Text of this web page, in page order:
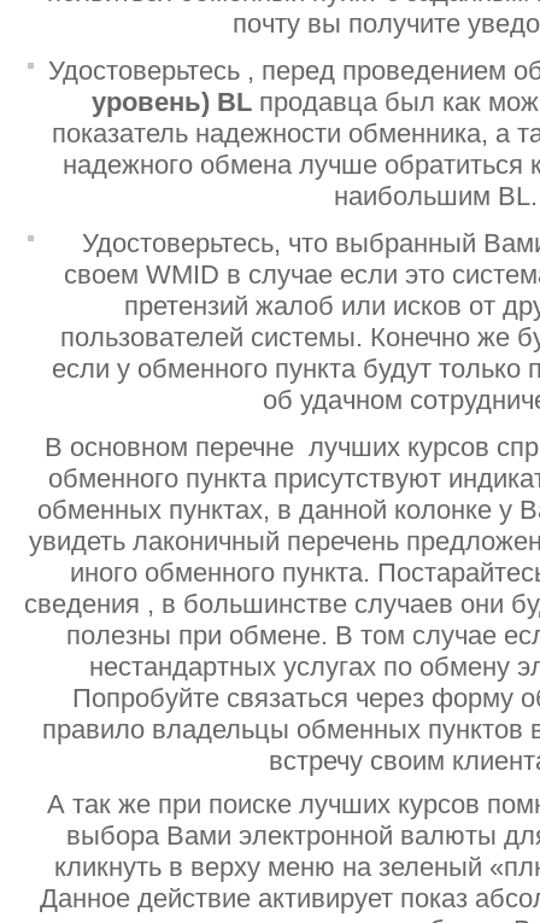
почту вы получите
Удостоверьтесь , перед проведением
уровень) BL продавца был как
показатель надежности обменника, а
надежного обмена лучше
наибольшим BL.
Удостоверьтесь, что выбранный
своем WMID в случае если это
претензий жалоб или исков от
пользователей системы. Конечно же
если у обменного пункта будут
об удачном
В основном перечне лучших курсов
обменного пункта присутствуют
обменных пунктах, в данной колонке у
увидеть лаконичный перечень
иного обменного пункта.
сведения , в большинстве случаев они
полезны при обмене. В том случае
нестандартных услугах по обмену
Попробуйте связаться через форму
правило владельцы обменных пунктов
встречу своим
А так же при поиске лучших курсов
выбора Вами электронной валюты
кликнуть в верху меню на зеленый
Данное действие активирует показ